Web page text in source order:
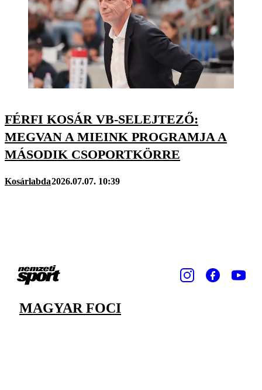
FÉRFI KOSÁR VB-SELEJTEZŐ:
MEGVAN A MIEINK PROGRAMJA A
MÁSODIK CSOPORTKÖRRE
Kosárlabda2026.07.07. 10:39
MAGYAR FOCI